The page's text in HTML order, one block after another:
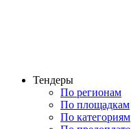
Тендеры
По регионам
По площадкам
По категориям